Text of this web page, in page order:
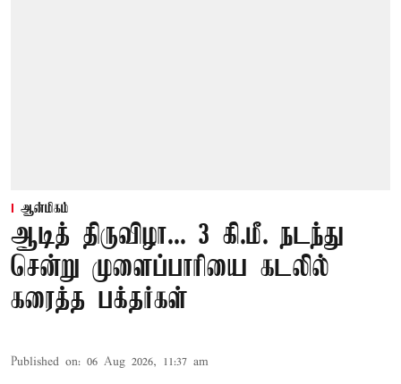
ஆன்மிகம்
ஆடித் திருவிழா... 3 கி.மீ. நடந்து
சென்று முளைப்பாரியை கடலில்
கரைத்த பக்தர்கள்
Published on: 06 Aug 2026, 11:37 am